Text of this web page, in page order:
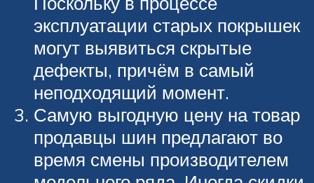
эксплуатации старых покрышек
могут выявиться скрытые
дефекты, причём в самый
неподходящий момент.
Самую выгодную цену на товар
продавцы шин предлагают во
время смены производителем